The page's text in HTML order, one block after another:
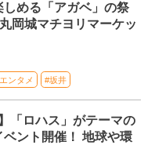
しめる「アガベ」の祭
岡城マチヨリマーケッ
ンタメ #坂井
「ロハス」がテーマの
ベント開催！ 地球や環